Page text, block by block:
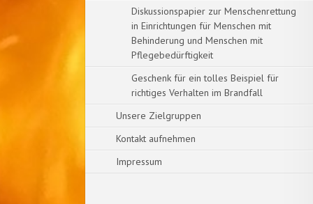
Diskussionspapier zur Menschenrettung
in Einrichtungen für Menschen mit
Behinderung und Menschen mit
Pflegebedürftigkeit
Geschenk für ein tolles Beispiel für
richtiges Verhalten im Brandfall
Unsere Zielgruppen
Kontakt aufnehmen
Impressum